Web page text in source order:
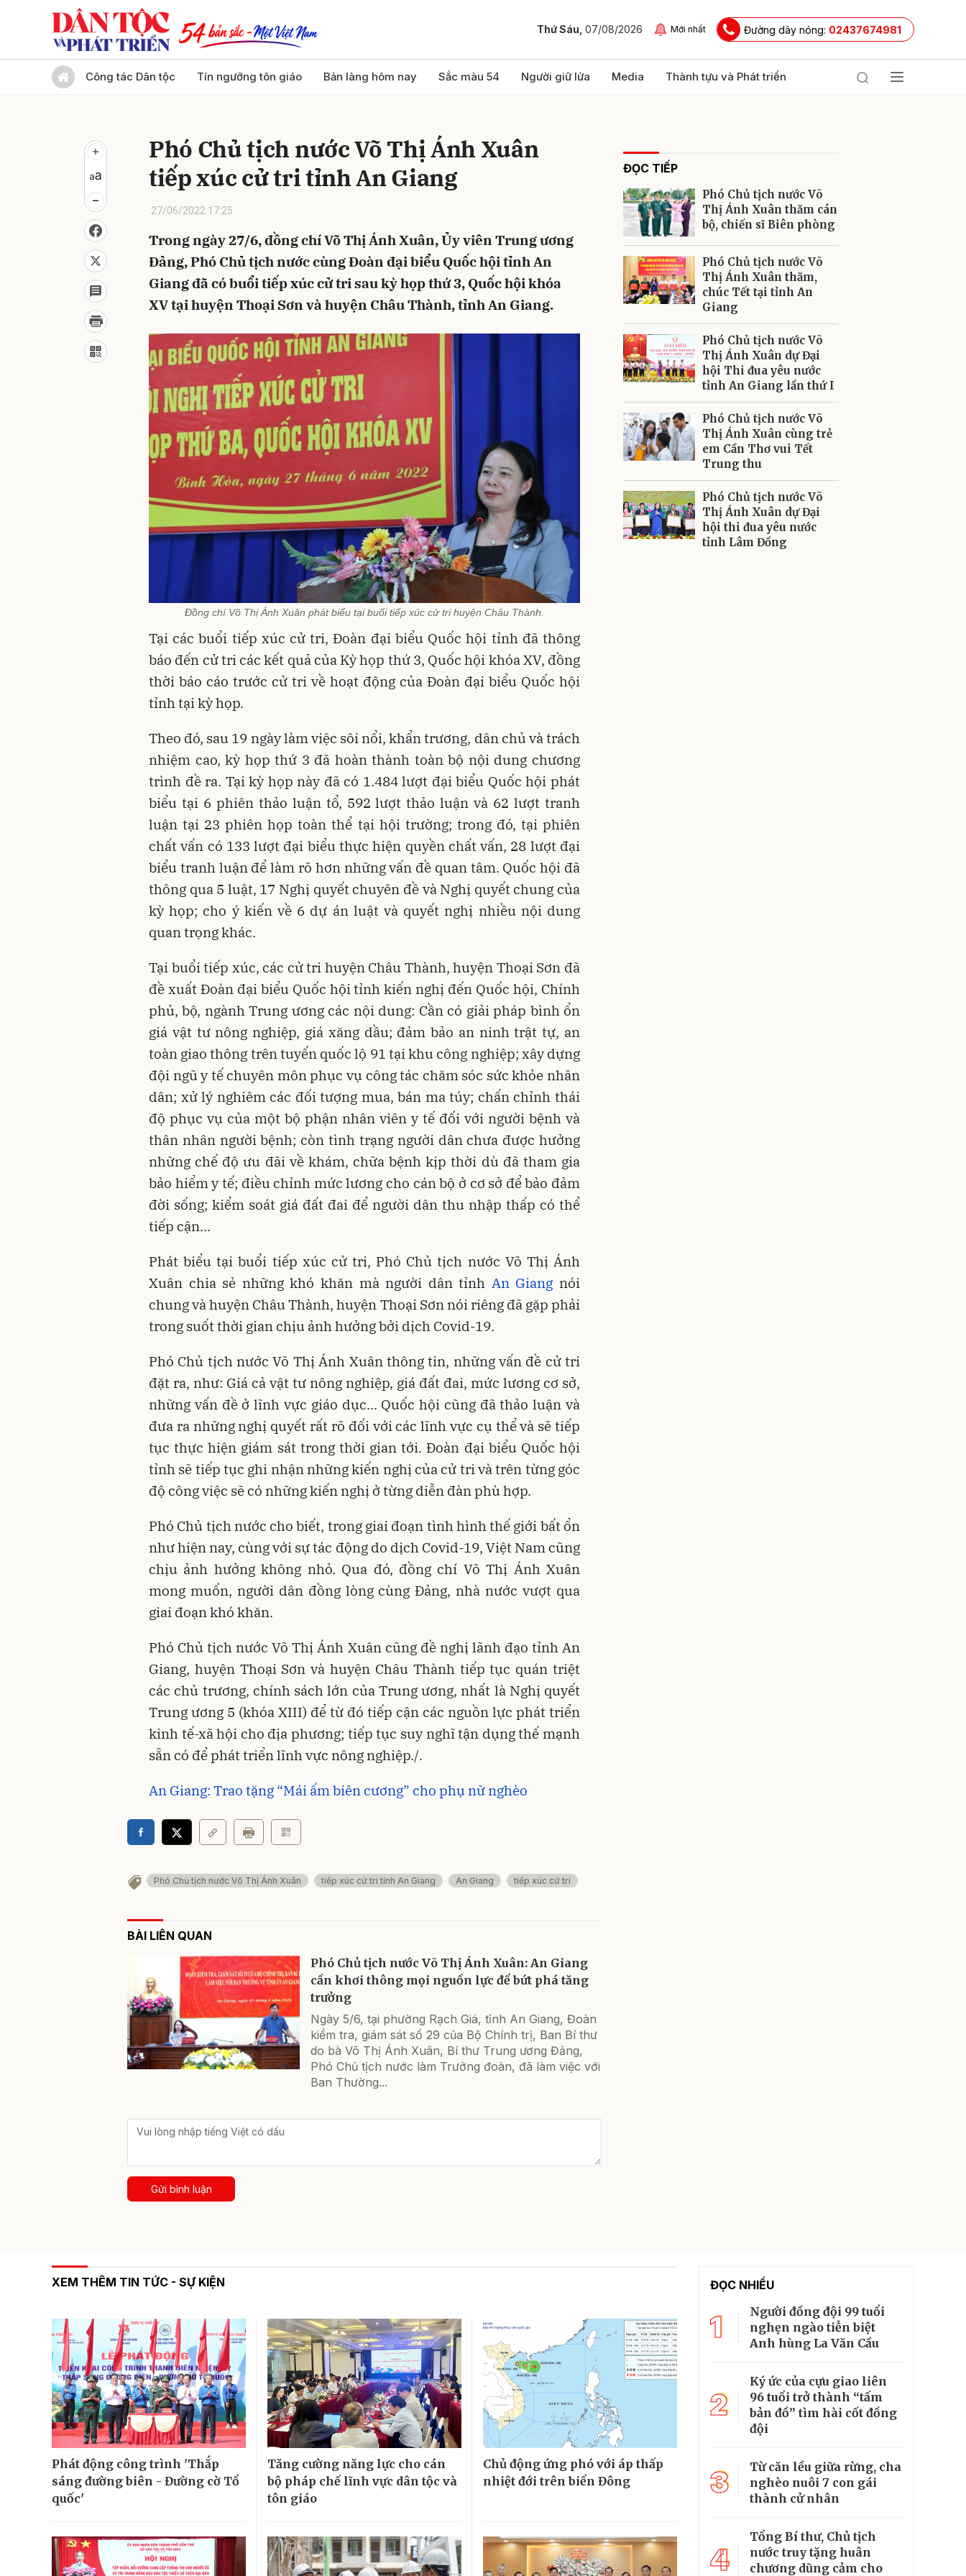
Thứ Sáu, 07/08/2026 Mới nhất Đường dây nóng: 02437674981
Công tác Dân tộc Tín ngưỡng tôn giáo Bản làng hôm nay Sắc màu 54 Người giữ lửa Media Thành tựu và Phát triển
Phó Chủ tịch nước Võ Thị Ánh Xuân
tiếp xúc cử tri tỉnh An Giang
27/06/2022 17:25
Trong ngày 27/6, đồng chí Võ Thị Ánh Xuân, Ủy viên Trung ương
Đảng, Phó Chủ tịch nước cùng Đoàn đại biểu Quốc hội tỉnh An
Giang đã có buổi tiếp xúc cử tri sau kỳ họp thứ 3, Quốc hội khóa
XV tại huyện Thoại Sơn và huyện Châu Thành, tỉnh An Giang.
Đồng chí Võ Thị Ánh Xuân phát biểu tại buổi tiếp xúc cử tri huyện Châu Thành.
Tại các buổi tiếp xúc cử tri, Đoàn đại biểu Quốc hội tỉnh đã thông
báo đến cử tri các kết quả của Kỳ họp thứ 3, Quốc hội khóa XV, đồng
thời báo cáo trước cử tri về hoạt động của Đoàn đại biểu Quốc hội
tỉnh tại kỳ họp.
Theo đó, sau 19 ngày làm việc sôi nổi, khẩn trương, dân chủ và trách
nhiệm cao, kỳ họp thứ 3 đã hoàn thành toàn bộ nội dung chương
trình đề ra. Tại kỳ họp này đã có 1.484 lượt đại biểu Quốc hội phát
biểu tại 6 phiên thảo luận tổ, 592 lượt thảo luận và 62 lượt tranh
luận tại 23 phiên họp toàn thể tại hội trường; trong đó, tại phiên
chất vấn có 133 lượt đại biểu thực hiện quyền chất vấn, 28 lượt đại
biểu tranh luận để làm rõ hơn những vấn đề quan tâm. Quốc hội đã
thông qua 5 luật, 17 Nghị quyết chuyên đề và Nghị quyết chung của
kỳ họp; cho ý kiến về 6 dự án luật và quyết nghị nhiều nội dung
quan trọng khác.
Tại buổi tiếp xúc, các cử tri huyện Châu Thành, huyện Thoại Sơn đã
đề xuất Đoàn đại biểu Quốc hội tỉnh kiến nghị đến Quốc hội, Chính
phủ, bộ, ngành Trung ương các nội dung: Cần có giải pháp bình ổn
giá vật tư nông nghiệp, giá xăng dầu; đảm bảo an ninh trật tự, an
toàn giao thông trên tuyến quốc lộ 91 tại khu công nghiệp; xây dựng
đội ngũ y tế chuyên môn phục vụ công tác chăm sóc sức khỏe nhân
dân; xử lý nghiêm các đối tượng mua, bán ma túy; chấn chỉnh thái
độ phục vụ của một bộ phận nhân viên y tế đối với người bệnh và
thân nhân người bệnh; còn tình trạng người dân chưa được hưởng
những chế độ ưu đãi về khám, chữa bệnh kịp thời dù đã tham gia
bảo hiểm y tế; điều chỉnh mức lương cho cán bộ ở cơ sở để bảo đảm
đời sống; kiểm soát giá đất đai để người dân thu nhập thấp có thể
tiếp cận...
Phát biểu tại buổi tiếp xúc cử tri, Phó Chủ tịch nước Võ Thị Ánh
Xuân chia sẻ những khó khăn mà người dân tỉnh An Giang nói
chung và huyện Châu Thành, huyện Thoại Sơn nói riêng đã gặp phải
trong suốt thời gian chịu ảnh hưởng bởi dịch Covid-19.
Phó Chủ tịch nước Võ Thị Ánh Xuân thông tin, những vấn đề cử tri
đặt ra, như: Giá cả vật tư nông nghiệp, giá đất đai, mức lương cơ sở,
những vấn đề ở lĩnh vực giáo dục... Quốc hội cũng đã thảo luận và
đưa ra những nghị quyết rất rõ đối với các lĩnh vực cụ thể và sẽ tiếp
tục thực hiện giám sát trong thời gian tới. Đoàn đại biểu Quốc hội
tỉnh sẽ tiếp tục ghi nhận những kiến nghị của cử tri và trên từng góc
độ công việc sẽ có những kiến nghị ở từng diễn đàn phù hợp.
Phó Chủ tịch nước cho biết, trong giai đoạn tình hình thế giới bất ổn
như hiện nay, cùng với sự tác động do dịch Covid-19, Việt Nam cũng
chịu ảnh hưởng không nhỏ. Qua đó, đồng chí Võ Thị Ánh Xuân
mong muốn, người dân đồng lòng cùng Đảng, nhà nước vượt qua
giai đoạn khó khăn.
Phó Chủ tịch nước Võ Thị Ánh Xuân cũng đề nghị lãnh đạo tỉnh An
Giang, huyện Thoại Sơn và huyện Châu Thành tiếp tục quán triệt
các chủ trương, chính sách lớn của Trung ương, nhất là Nghị quyết
Trung ương 5 (khóa XIII) để từ đó tiếp cận các nguồn lực phát triển
kinh tế-xã hội cho địa phương; tiếp tục suy nghĩ tận dụng thế mạnh
sẵn có để phát triển lĩnh vực nông nghiệp./.
An Giang: Trao tặng “Mái ấm biên cương” cho phụ nữ nghèo
Phó Chủ tịch nước Võ Thị Ánh Xuân tiếp xúc cử tri tỉnh An Giang An Giang tiếp xúc cử tri
BÀI LIÊN QUAN
Phó Chủ tịch nước Võ Thị Ánh Xuân: An Giang
cần khơi thông mọi nguồn lực để bứt phá tăng
trưởng
Ngày 5/6, tại phường Rạch Giá, tỉnh An Giang, Đoàn
kiểm tra, giám sát số 29 của Bộ Chính trị, Ban Bí thư
do bà Võ Thị Ánh Xuân, Bí thư Trung ương Đảng,
Phó Chủ tịch nước làm Trưởng đoàn, đã làm việc với
Ban Thường...
Gửi bình luận
ĐỌC TIẾP
Phó Chủ tịch nước Võ
Thị Ánh Xuân thăm cán
bộ, chiến sĩ Biên phòng
Phó Chủ tịch nước Võ
Thị Ánh Xuân thăm,
chúc Tết tại tỉnh An
Giang
Phó Chủ tịch nước Võ
Thị Ánh Xuân dự Đại
hội Thi đua yêu nước
tỉnh An Giang lần thứ I
Phó Chủ tịch nước Võ
Thị Ánh Xuân cùng trẻ
em Cần Thơ vui Tết
Trung thu
Phó Chủ tịch nước Võ
Thị Ánh Xuân dự Đại
hội thi đua yêu nước
tỉnh Lâm Đồng
XEM THÊM TIN TỨC - SỰ KIỆN
Phát động công trình 'Thắp
sáng đường biên - Đường cờ Tổ
quốc'
Tăng cường năng lực cho cán
bộ pháp chế lĩnh vực dân tộc và
tôn giáo
Chủ động ứng phó với áp thấp
nhiệt đới trên biển Đông
ĐỌC NHIỀU
1
Người đồng đội 99 tuổi
nghẹn ngào tiễn biệt
Anh hùng La Văn Cầu
2
Ký ức của cựu giao liên
96 tuổi trở thành “tấm
bản đồ” tìm hài cốt đồng
đội
3
Từ căn lều giữa rừng, cha
nghèo nuôi 7 con gái
thành cử nhân
4
Tổng Bí thư, Chủ tịch
nước truy tặng huân
chương dũng cảm cho
Gửi bình luận
Hủy Gửi